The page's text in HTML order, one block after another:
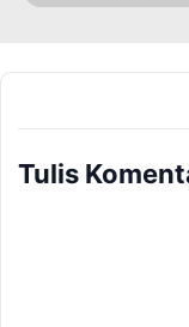
Tulis